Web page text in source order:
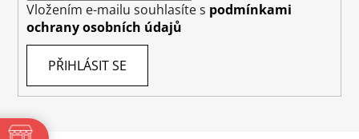
Vložením e-mailu souhlasíte s podmínkami
ochrany osobních údajů
PŘIHLÁSIT SE